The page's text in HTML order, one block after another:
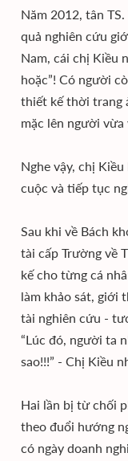
Năm 2012, tân
quả nghiên cứu
Nam, cái chị Kiều
hoặc”! Có người
thiết kế thời trang
mặc lên người vừa
Nghe vậy, chị
cuộc và tiếp tục
Sau khi về Bách
tài cấp Trường về
kế cho từng cá
làm khảo sát, giới
tài nghiên cứu -
“Lúc đó, người ta
sao!!!” - Chị Kiều
Hai lần bị từ chối
theo đuổi hướng
có ngày doanh